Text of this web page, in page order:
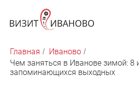
Главная / Иваново /
Чем заняться в Иванове зимой: 8
запоминающихся выходных